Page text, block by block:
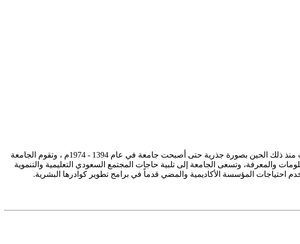
تأسست جامعة الإمام محمد بن سعود الإسلامية ممثلة في كلية الشريعة في سنة 1373هـ 1953م، وتطورت منذ ذلك الحين بصورة جذرية حتى أصبحت جامعة في عام 1394 - 1974م ، وتقوم الجامعة
والمعرفة، وتسعى الجامعة إلى تلبية حاجات المجتمع السعودي التعليمية والتنموية
احتياجات المؤسسة الأكاديمية والمضي قدماً في برامج تطوير كوادرها البشرية.